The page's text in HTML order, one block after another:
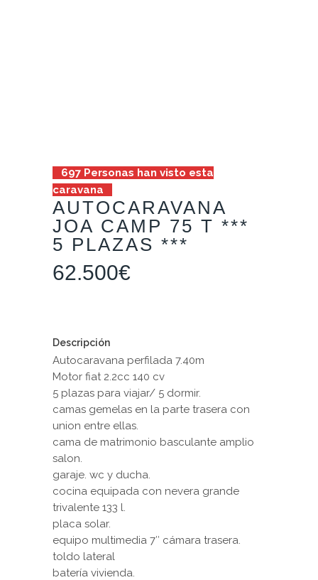
697 Personas han visto esta
caravana
AUTOCARAVANA
JOA CAMP 75 T ***
5 PLAZAS ***
62.500€
Descripción
Autocaravana perfilada 7.40m
Motor fiat 2.2cc 140 cv
5 plazas para viajar/ 5 dormir.
camas gemelas en la parte trasera con
union entre ellas.
cama de matrimonio basculante amplio
salon.
garaje. wc y ducha.
cocina equipada con nevera grande
trivalente 133 l.
placa solar.
equipo multimedia 7″ cámara trasera.
toldo lateral
batería vivienda.